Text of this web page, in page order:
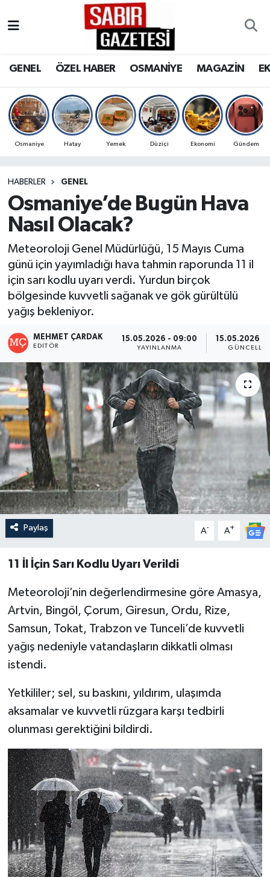
GENEL ÖZEL HABER OSMANİYE MAGAZİN
Osmaniye Hatay Yemek Düziçi Ekonomi Gündem
HABERLER GENEL
Osmaniye’de Bugün Hava
Nasıl Olacak?
Meteoroloji Genel Müdürlüğü, 15 Mayıs Cuma
günü için yayımladığı hava tahmin raporunda 11 il
için sarı kodlu uyarı verdi. Yurdun birçok
bölgesinde kuvvetli sağanak ve gök gürültülü
yağış bekleniyor.
MEHMET ÇARDAK
EDITÖR
15.05.2026 - 09:00
YAYINLANMA
15.05.2026 -
Paylaş A- A+
11 İl İçin Sarı Kodlu Uyarı Verildi
Meteoroloji’nin değerlendirmesine göre Amasya,
Artvin, Bingöl, Çorum, Giresun, Ordu, Rize,
Samsun, Tokat, Trabzon ve Tunceli’de kuvvetli
yağış nedeniyle vatandaşların dikkatli olması
istendi.
Yetkililer; sel, su baskını, yıldırım, ulaşımda
aksamalar ve kuvvetli rüzgara karşı tedbirli
olunması gerektiğini bildirdi.
OSMANİYE
MAGAZİN
SPOR
RESMİ İLANLAR
Osmaniye Nöbetçi Eczaneler
Osmaniye Trafik Yoğunluk Haritası
Süper Lig Puan Durumu ve Fikstür
Son Dakika Haberleri
Haber Arşivi